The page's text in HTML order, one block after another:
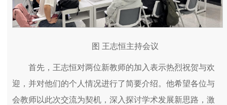
图 王志恒主持会议
首先，王志恒对两位新教师的加入表示热烈祝贺与欢
迎，并对他们的个人情况进行了简要介绍。他希望各位与
会教师以此次交流为契机，深入探讨学术发展新思路，激